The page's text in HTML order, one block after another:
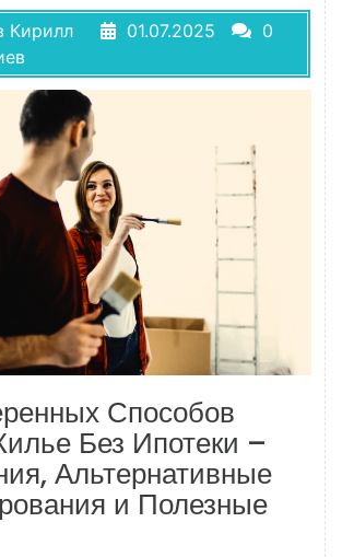
Кирилл 01.07.2025
0
Способов
Без Ипотеки –
Альтернативные
и Полезные